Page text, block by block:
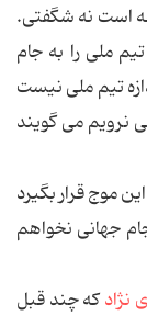
است نه شگفتی.
ملی را به جام
تیم ملی نیست
نرویم می گویند
موج قرار بگیرد
جهانی نخواهم
نژادکه چند قبل